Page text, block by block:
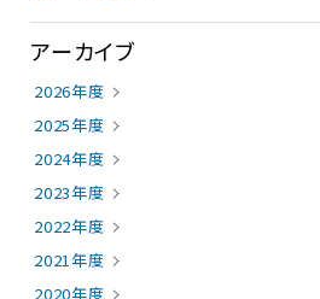
アーカイブ
2026年度
2025年度
2024年度
2023年度
2022年度
2021年度
2020年度